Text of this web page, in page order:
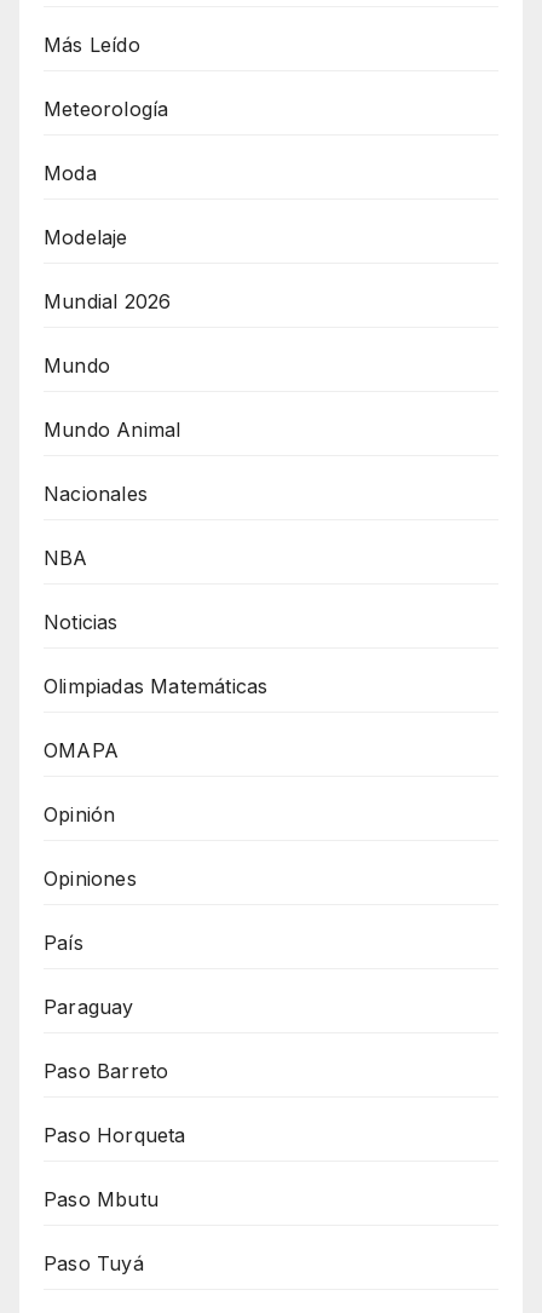
Más Leído
Meteorología
Moda
Modelaje
Mundial 2026
Mundo
Mundo Animal
Nacionales
NBA
Noticias
Olimpiadas Matemáticas
OMAPA
Opinión
Opiniones
País
Paraguay
Paso Barreto
Paso Horqueta
Paso Mbutu
Paso Tuyá